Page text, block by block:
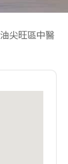
油尖旺區中醫